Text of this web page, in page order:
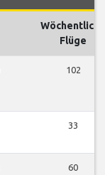
Wöchentliche
Flüge
102
33
60